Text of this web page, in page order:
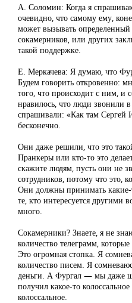
А. Соломин: Когда я
очевидно, что самому ему,
может вызывать
сокамерников, или других
такой поддержке.
Е. Меркачева: Я думаю, что
Будем говорить откровенно:
того, что происходит с ним, и
нравилось, что люди звонили
спрашивали: «Как там Сергей
бесконечно.
Они даже решили, что это
Пранкеры или кто-то это
скажите людям, пусть они не
сотрудников, потому что это,
Они должны принимать какие-
те, кто интересуется другими
много.
Сокамерники? Знаете, я не
количество телеграмм,
Это огромная стопка. Я
количество писем. Я
деньги. А Фургал — мы даже
получил какое-то
колоссальное.